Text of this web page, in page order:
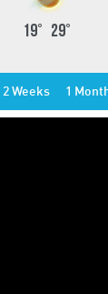
19° 29°
2 Weeks 1